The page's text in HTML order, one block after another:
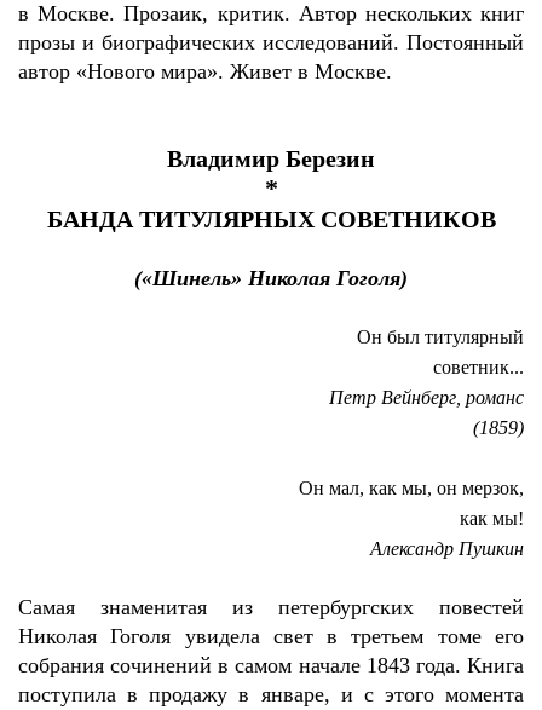
в Москве. Прозаик, критик. Автор нескольких книг
прозы и биографических исследований. Постоянный
автор «Нового мира». Живет в Москве.
Владимир Березин
*
БАНДА ТИТУЛЯРНЫХ СОВЕТНИКОВ
(«Шинель» Николая Гоголя)
Он был титулярный
советник...
Петр Вейнберг, романс
(1859)
Он мал, как мы, он мерзок,
как мы!
Александр Пушкин
Cамая знаменитая из петербургских повестей
Николая Гоголя увидела свет в третьем томе его
собрания сочинений в самом начале 1843 года. Книга
поступила в продажу в январе, и с этого момента